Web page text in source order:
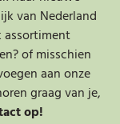
van Nederland
assortiment
of misschien
aan onze
graag van je,
op!